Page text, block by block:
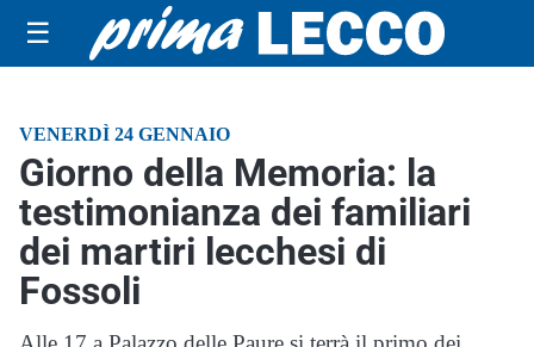
☰
VENERDÌ 24 GENNAIO
Giorno della Memoria: la
testimonianza dei familiari
dei martiri lecchesi di
Fossoli